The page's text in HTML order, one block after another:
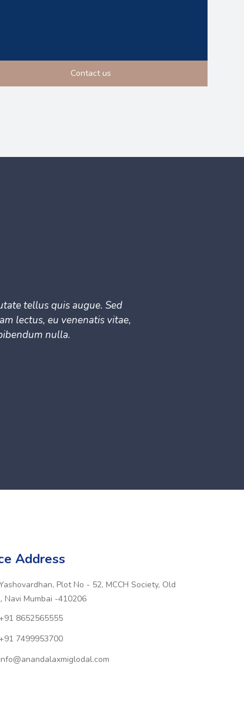
Contact us
tellus quis augue. Sed
lectus, eu venenatis vitae,
nulla.
Address
Plot No - 52, MCCH Society, Old
Navi Mumbai -410206
+91 8652565555
+91 7499953700
info@anandalaxmiglodal.com